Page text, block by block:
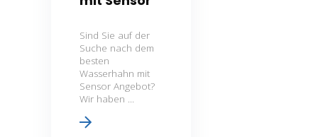
Sind Sie auf der
Suche nach dem
besten
Wasserhahn mit
Sensor Angebot?
Wir haben ...